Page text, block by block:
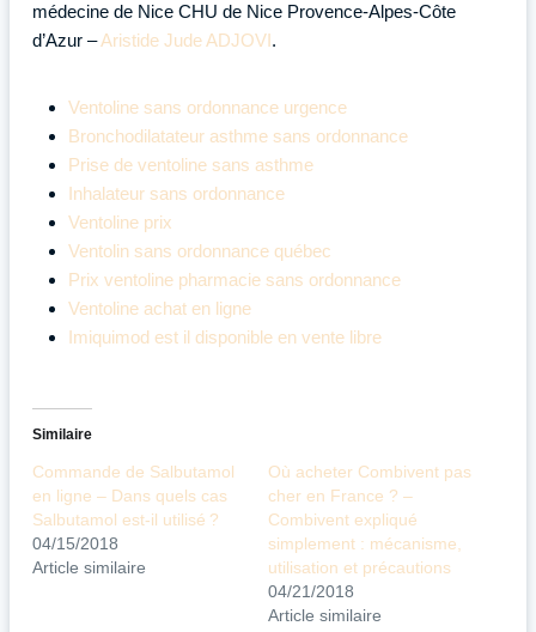
médecine de Nice CHU de Nice Provence-Alpes-Côte
d’Azur –Aristide Jude ADJOVI.
Ventoline sans ordonnance urgence
Bronchodilatateur asthme sans ordonnance
Prise de ventoline sans asthme
Inhalateur sans ordonnance
Ventoline prix
Ventolin sans ordonnance québec
Prix ventoline pharmacie sans ordonnance
Ventoline achat en ligne
Imiquimod est il disponible en vente libre
Similaire
Commande de Salbutamol
en ligne – Dans quels cas
Salbutamol est-il utilisé ?
04/15/2018
Article similaire
Où acheter Combivent pas
cher en France ? –
Combivent expliqué
simplement : mécanisme,
utilisation et précautions
04/21/2018
Article similaire